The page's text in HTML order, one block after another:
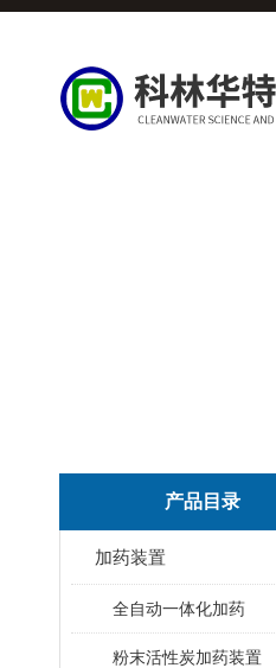
产品目录
加药装置
全自动一体化加药
粉末活性炭加药装置